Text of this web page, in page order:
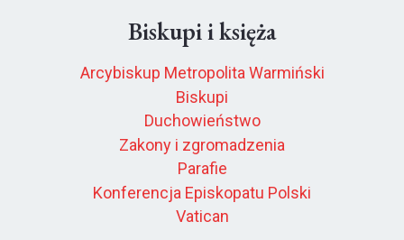
Biskupi i księża
Arcybiskup Metropolita Warmiński
Biskupi
Duchowieństwo
Zakony i zgromadzenia
Parafie
Konferencja Episkopatu Polski
Vatican